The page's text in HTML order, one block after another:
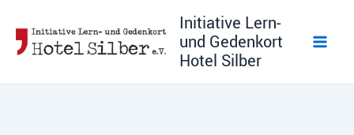
Inhalt
springen
Initiative Lern-
und Gedenkort
Hotel Silber